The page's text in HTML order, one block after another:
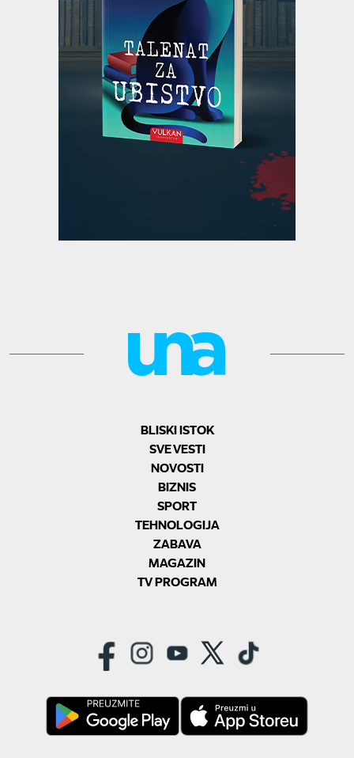
BLISKI ISTOK
SVE VESTI
NOVOSTI
BIZNIS
SPORT
TEHNOLOGIJA
ZABAVA
MAGAZIN
TV PROGRAM